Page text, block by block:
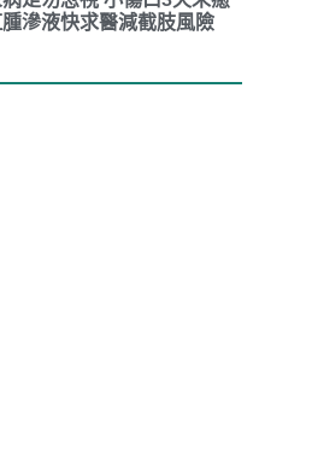
滲液快求醫減截肢風險